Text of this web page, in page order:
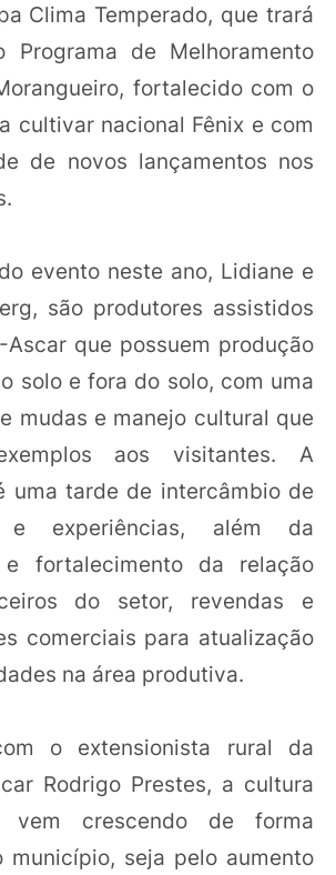
Clima Temperado, que trará
Programa de Melhoramento
fortalecido com o
cultivar nacional Fênix e com
de novos lançamentos nos
evento neste ano, Lidiane e
são produtores assistidos
Ascar que possuem produção
solo e fora do solo, com uma
mudas e manejo cultural que
aos visitantes. A
uma tarde de intercâmbio de
e experiências, além da
e fortalecimento da relação
do setor, revendas e
comerciais para atualização
na área produtiva.
o extensionista rural da
Rodrigo Prestes, a cultura
vem crescendo de forma
município, seja pelo aumento